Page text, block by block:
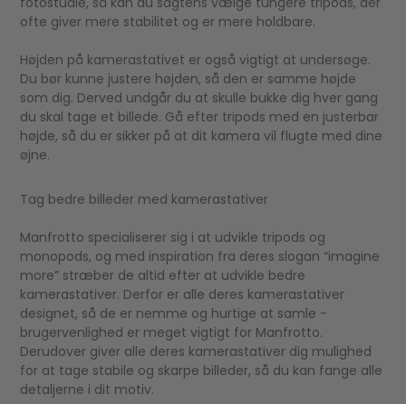
ofte giver mere stabilitet og er mere holdbare.
Højden på kamerastativet er også vigtigt at undersøge.
Du bør kunne justere højden, så den er samme højde
som dig. Derved undgår du at skulle bukke dig hver gang
du skal tage et billede. Gå efter tripods med en justerbar
højde, så du er sikker på at dit kamera vil flugte med dine
øjne.
Tag bedre billeder med kamerastativer
Manfrotto specialiserer sig i at udvikle tripods og
monopods, og med inspiration fra deres slogan “imagine
more” stræber de altid efter at udvikle bedre
kamerastativer. Derfor er alle deres kamerastativer
designet, så de er nemme og hurtige at samle -
brugervenlighed er meget vigtigt for Manfrotto.
Derudover giver alle deres kamerastativer dig mulighed
for at tage stabile og skarpe billeder, så du kan fange alle
detaljerne i dit motiv.